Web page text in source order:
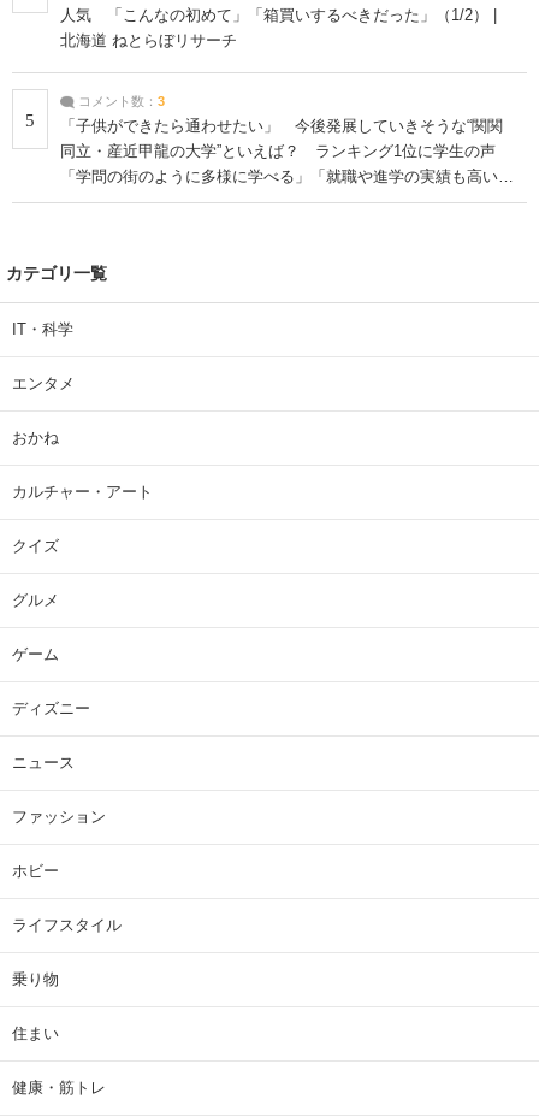
人気 「こんなの初めて」「箱買いするべきだった」（1/2） |
北海道 ねとらぼリサーチ
5
コメント数： 3
「子供ができたら通わせたい」 今後発展していきそうな“関関
同立・産近甲龍の大学”といえば？ ランキング1位に学生の声
「学問の街のように多様に学べる」「就職や進学の実績も高い」
| 大学 ねとらぼリサーチ
カテゴリ一覧
IT・科学
エンタメ
おかね
カルチャー・アート
クイズ
グルメ
ゲーム
ディズニー
ニュース
ファッション
ホビー
ライフスタイル
乗り物
住まい
健康・筋トレ